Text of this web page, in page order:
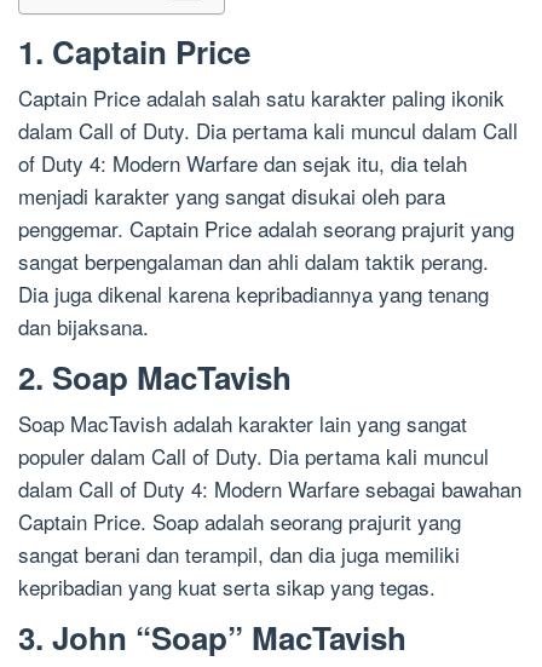
1. Captain Price
Captain Price adalah salah satu karakter paling ikonik
dalam Call of Duty. Dia pertama kali muncul dalam Call
of Duty 4: Modern Warfare dan sejak itu, dia telah
menjadi karakter yang sangat disukai oleh para
penggemar. Captain Price adalah seorang prajurit yang
sangat berpengalaman dan ahli dalam taktik perang.
Dia juga dikenal karena kepribadiannya yang tenang
dan bijaksana.
2. Soap MacTavish
Soap MacTavish adalah karakter lain yang sangat
populer dalam Call of Duty. Dia pertama kali muncul
dalam Call of Duty 4: Modern Warfare sebagai bawahan
Captain Price. Soap adalah seorang prajurit yang
sangat berani dan terampil, dan dia juga memiliki
kepribadian yang kuat serta sikap yang tegas.
3. John “Soap” MacTavish